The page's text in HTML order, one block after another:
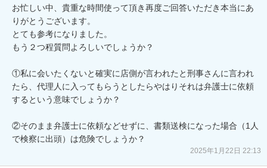
お忙しい中、貴重な時間使って頂き再度ご回答いただき本当にあ
りがとうございます。
とても参考になりました。
もう２つ程質問よろしいでしょうか？
①私に会いたくないと確実に店側が言われたと刑事さんに言われ
たら、代理人に入ってもらうとしたらやはりそれは弁護士に依頼
するという意味でしょうか？
②そのまま弁護士に依頼などせずに、書類送検になった場合（1人
2025年1月22日 22:13